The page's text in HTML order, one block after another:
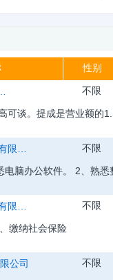
性别
不限
可谈。提成是营业额的
不限
脑办公软件。 2、熟悉
不限
缴纳社会保险
公司 不限